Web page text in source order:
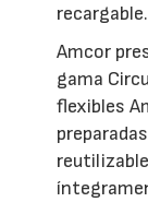
recargable.
Amcor
gama
flexibles